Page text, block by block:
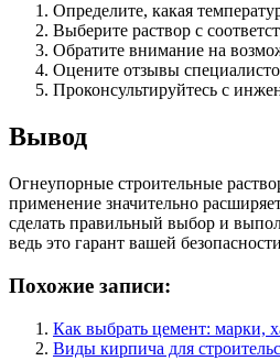
Определите, какая
Выберите раствор с
Обратите внимание на
Оцените отзывы
Проконсультируйтесь с
Вывод
Огнеупорные строительные
применение значительно
сделать правильный выбор и
ведь это гарант вашей
Похожие записи:
Как выбрать цемент: марки,
Виды кирпича для